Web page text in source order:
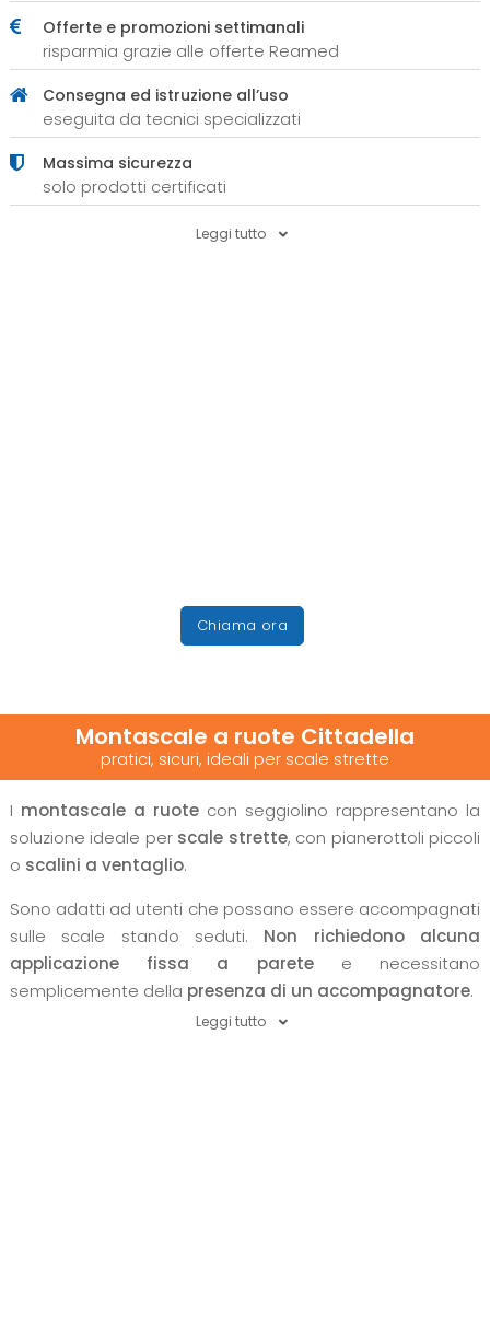
Offerte e promozioni settimanali
risparmia grazie alle offerte Reamed
Consegna ed istruzione all’uso
eseguita da tecnici specializzati
Massima sicurezza
solo prodotti certificati
Leggi tutto
Chiama ora
Montascale a ruote Cittadella
pratici, sicuri, ideali per scale strette
I montascale a ruote con seggiolino rappresentano la
soluzione ideale per scale strette, con pianerottoli piccoli
o scalini a ventaglio.
Sono adatti ad utenti che possano essere accompagnati
sulle scale stando seduti. Non richiedono alcuna
applicazione fissa a paretee necessitano
semplicemente della presenza di un accompagnatore.
Leggi tutto